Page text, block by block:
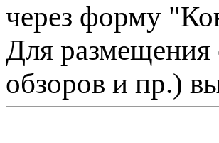
через форму
Для размещения
обзоров и пр.)